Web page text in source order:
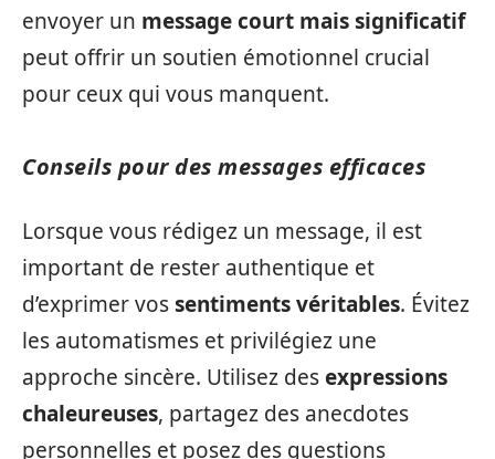
envoyer un message court mais significatif
peut offrir un soutien émotionnel crucial
pour ceux qui vous manquent.
Conseils pour des messages efficaces
Lorsque vous rédigez un message, il est
important de rester authentique et
d’exprimer vossentiments véritables. Évitez
les automatismes et privilégiez une
approche sincère. Utilisez desexpressions
chaleureuses, partagez des anecdotes
personnelles et posez des questions